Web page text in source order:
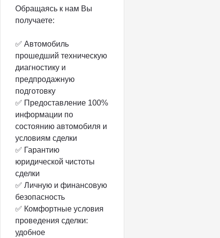
Обращаясь к нам Вы
получаете:
✅ Автомобиль
прошедший техническую
диагностику и
предпродажную
подготовку
✅ Предоставление 100%
информации по
состоянию автомобиля и
условиям сделки
✅ Гарантию
юридической чистоты
сделки
✅ Личную и финансовую
безопасность
✅ Комфортные условия
проведения сделки:
удобное